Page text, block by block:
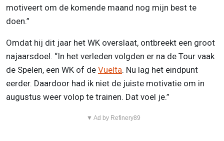
motiveert om de komende maand nog mijn best te
doen.”
Omdat hij dit jaar het WK overslaat, ontbreekt een groot
najaarsdoel. “In het verleden volgden er na de Tour vaak
de Spelen, een WK of de Vuelta. Nu lag het eindpunt
eerder. Daardoor had ik niet de juiste motivatie om in
augustus weer volop te trainen. Dat voel je.”
▼ Ad by Refinery89